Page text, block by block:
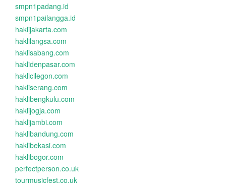
smpn1padang.id
smpn1pailangga.id
haklijakarta.com
haklilangsa.com
haklisabang.com
haklidenpasar.com
haklicilegon.com
hakliserang.com
haklibengkulu.com
haklijogja.com
haklijambi.com
haklibandung.com
haklibekasi.com
haklibogor.com
perfectperson.co.uk
tourmusicfest.co.uk